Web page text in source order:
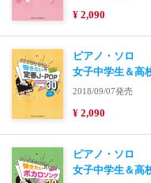
¥ 2,090
ピアノ・ソロ
女子中学生＆高
2018/09/07発売
¥ 2,090
ピアノ・ソロ
女子中学生＆高